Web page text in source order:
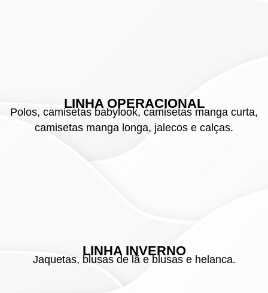
LINHA OPERACIONAL
Polos, camisetas babylook, camisetas manga curta,
camisetas manga longa, jalecos e calças.
LINHA INVERNO
Jaquetas, blusas de lã e blusas e helanca.